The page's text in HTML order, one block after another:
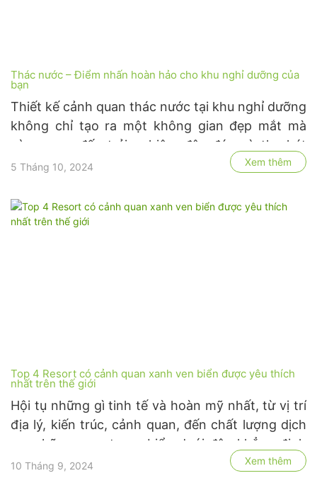
Thác nước – Điểm nhấn hoàn hảo cho khu nghỉ dưỡng của
bạn
Thiết kế cảnh quan thác nước tại khu nghỉ dưỡng
không chỉ tạo ra một không gian đẹp mắt mà
còn mang đến trải nghiệm độc đáo và thu hút
khách hàng. Sự kết hợp hài hòa giữa nước, đá và
giúp nâng cao trải …
5 Tháng 10, 2024 Xem thêm
Top 4 Resort có cảnh quan xanh ven biển được yêu thích
nhất trên thế giới
Hội tụ những gì tinh tế và hoàn mỹ nhất, từ vị trí
địa lý, kiến trúc, cảnh quan, đến chất lượng dịch
vụ, những resort ven biển dưới đây khẳng định
đẳng cấp của mình thông qua việc chiếm trọn
10 Tháng 9, 2024 Xem thêm